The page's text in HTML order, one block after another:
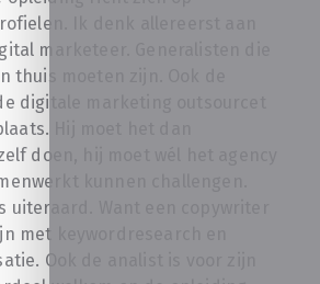
Ik denk allereerst aan
marketeer. Generalisten die
thuis moeten zijn. Ook de
digitale marketing outsourcet
Hij moet het dan
doen, hij moet wél het agency
kunnen challengen.
uiteraard. Want een copywriter
met keywordresearch en
Ook de analist is voor zijn